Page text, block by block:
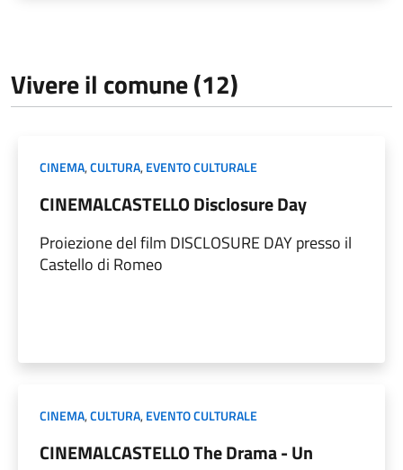
Vivere il comune (12)
CINEMA,CULTURA,EVENTO CULTURALE
CINEMALCASTELLO Disclosure Day
Proiezione del film DISCLOSURE DAY presso il
Castello di Romeo
CINEMA,CULTURA,EVENTO CULTURALE
CINEMALCASTELLO The Drama - Un